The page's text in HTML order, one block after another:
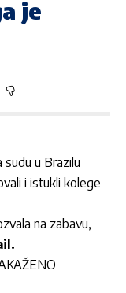
je
sudu u Brazilu
i istukli kolege
na zabavu,